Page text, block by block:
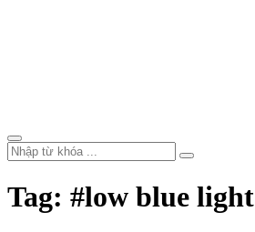
Tag: #low blue light